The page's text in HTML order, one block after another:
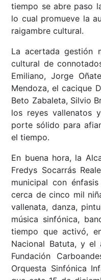
tiempo se abre paso
lo cual promueve la
raigambre cultural.
La acertada gestión
cultural de
Emiliano, Jorge
Mendoza, el cacique
Beto Zabaleta, Silvio
los reyes vallenatos
porte sólido para
el tiempo.
En buena hora, la
Fredys Socarrás
municipal con
cerca de cinco mil
vallenata, danza,
música sinfónica,
tiempo que activó,
Nacional Batuta, y
Fundación
Orquesta Sinfónica